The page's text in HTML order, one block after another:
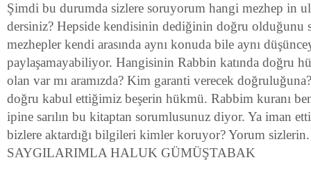
Şimdi bu durumda sizlere soruyorum hangi mezhep in
dersiniz? Hepside kendisinin dediğinin doğru olduğunu
mezhepler kendi arasında aynı konuda bile aynı
paylaşamayabiliyor. Hangisinin Rabbin katında doğru
olan var mı aramızda? Kim garanti verecek
doğru kabul ettiğimiz beşerin hükmü. Rabbim kuranı
ipine sarılın bu kitaptan sorumlusunuz diyor. Ya iman
bizlere aktardığı bilgileri kimler koruyor? Yorum sizlerin.
SAYGILARIMLA HALUK GÜMÜŞTABAK